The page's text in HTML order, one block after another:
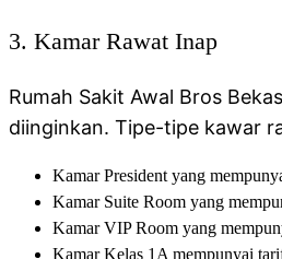
3. Kamar Rawat Inap
Rumah Sakit Awal Bros
diinginkan. Tipe-tipe kawar
Kamar President yang
Kamar Suite Room yang
Kamar VIP Room yang
Kamar Kelas 1A mempunyai